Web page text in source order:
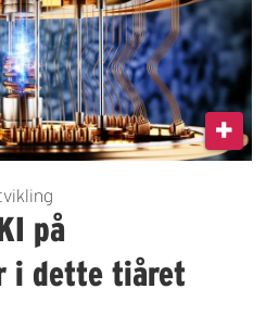
på
i dette tiåret